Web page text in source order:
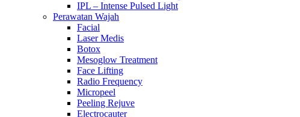
IPL – Intense Pulsed Light
Perawatan Wajah
Facial
Laser Medis
Botox
Mesoglow Treatment
Face Lifting
Radio Frequency
Micropeel
Peeling Rejuve
Electrocauter